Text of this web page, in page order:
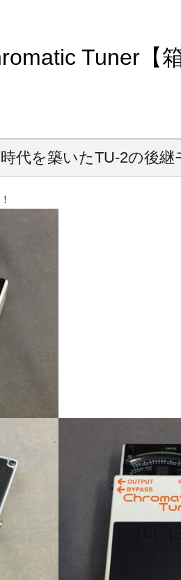
Tuner【
代を築いたTU-2の後継